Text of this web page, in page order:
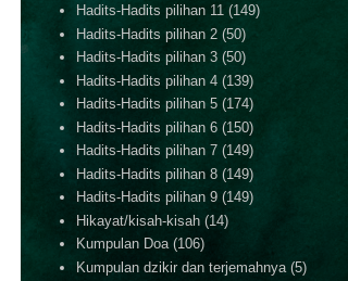
Hadits-Hadits pilihan 11 (149)
Hadits-Hadits pilihan 2 (50)
Hadits-Hadits pilihan 3 (50)
Hadits-Hadits pilihan 4 (139)
Hadits-Hadits pilihan 5 (174)
Hadits-Hadits pilihan 6 (150)
Hadits-Hadits pilihan 7 (149)
Hadits-Hadits pilihan 8 (149)
Hadits-Hadits pilihan 9 (149)
Hikayat/kisah-kisah (14)
Kumpulan Doa (106)
Kumpulan dzikir dan terjemahnya (5)